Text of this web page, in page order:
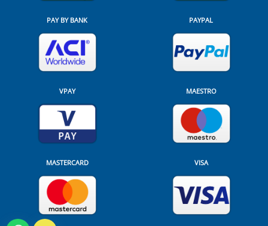
PAY BY BANK PAYPAL
VPAY MAESTRO
MASTERCARD VISA